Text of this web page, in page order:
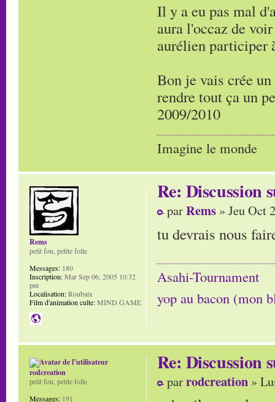
Il y a eu pas mal
aura l'occaz de
aurélien participer
Bon je vais crée
rendre tout ça un
2009/2010
Imagine le monde
Re: Discussion
parRems » Jeu Oct
tu devrais nous
Asahi-Tournament
yop au bacon (mon
Rems
petit fou, petite folle
Messages: 180
Inscription:Mar Sep 06, 2005 10:32
pm
Localisation:Roubaix
Film d'animation culte:MIND GAME
Re: Discussion
parrodcreation »
rodcreation
petit fou, petite folle
Messages: 191